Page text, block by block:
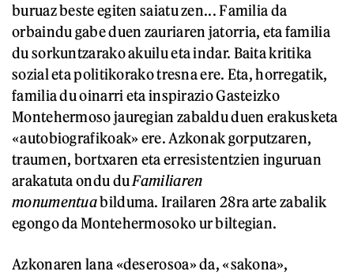
buruaz beste egiten saiatu zen... Familia da
orbaindu gabe duen zauriaren jatorria, eta familia
du sorkuntzarako akuilu eta indar. Baita kritika
sozial eta politikorako tresna ere. Eta, horregatik,
familia du oinarri eta inspirazio Gasteizko
Montehermoso jauregian zabaldu duen erakusketa
«autobiografikoak» ere. Azkonak gorputzaren,
traumen, bortxaren eta erresistentzien inguruan
arakatuta ondu du Familiaren
monumentuabilduma. Irailaren 28ra arte zabalik
egongo da Montehermosoko ur biltegian.
Azkonaren lana «deserosoa» da, «sakona»,